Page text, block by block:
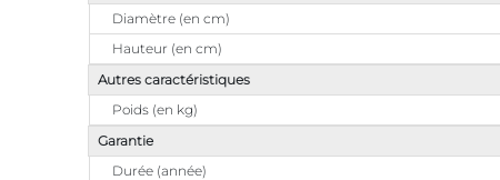
Diamètre (en cm)
Hauteur (en cm)
Autres caractéristiques
Poids (en kg)
Garantie
Durée (année)